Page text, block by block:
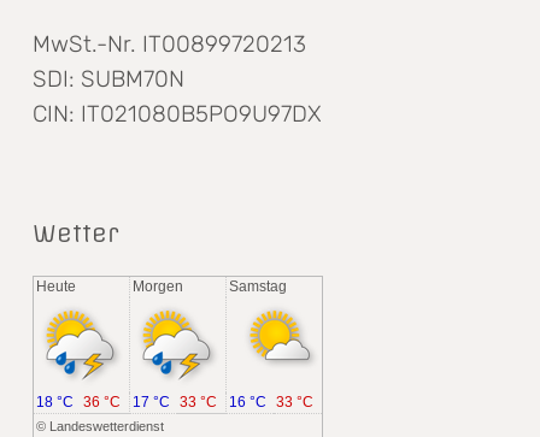
MwSt.-Nr. IT00899720213
SDI: SUBM70N
CIN: IT021080B5PO9U97DX
Wetter
Heute Morgen Samstag
© Landeswetterdienst
18 °C 36 °C 17 °C 33 °C 16 °C 33 °C